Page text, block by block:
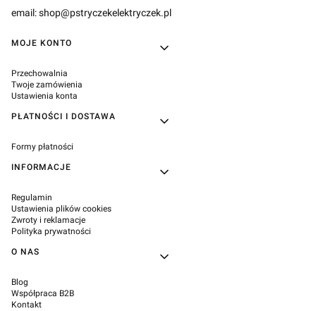
email: shop@pstryczekelektryczek.pl
Linki w stopce
MOJE KONTO
Przechowalnia
Twoje zamówienia
Ustawienia konta
PŁATNOŚCI I DOSTAWA
Formy płatności
INFORMACJE
Regulamin
Ustawienia plików cookies
Zwroty i reklamacje
Polityka prywatności
O NAS
Blog
Współpraca B2B
Kontakt